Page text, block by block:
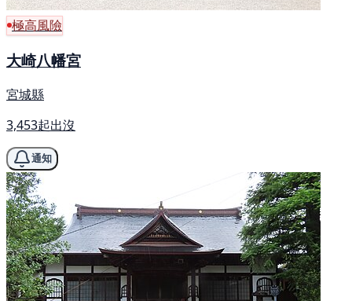
極高風險
大崎八幡宮
宮城縣
3,453起出沒
通知